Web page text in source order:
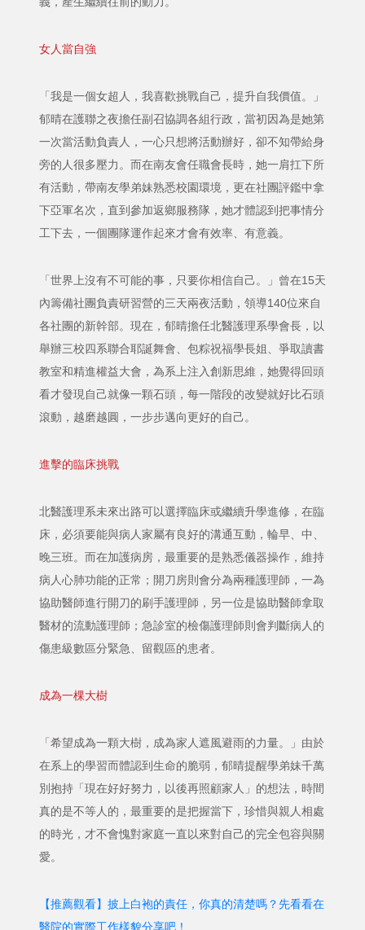
女人當自強
「我是一個女超人，我喜歡挑戰自己，提升自我價值。」
郁晴在護聯之夜擔任副召協調各組行政，當初因為是她第
一次當活動負責人，一心只想將活動辦好，卻不知帶給身
旁的人很多壓力。而在南友會任職會長時，她一肩扛下所
有活動，帶南友學弟妹熟悉校園環境，更在社團評鑑中拿
下亞軍名次，直到參加返鄉服務隊，她才體認到把事情分
工下去，一個團隊運作起來才會有效率、有意義。
「世界上沒有不可能的事，只要你相信自己。」曾在15天
內籌備社團負責研習營的三天兩夜活動，領導140位來自
各社團的新幹部。現在，郁晴擔任北醫護理系學會長，以
舉辦三校四系聯合耶誕舞會、包粽祝福學長姐、爭取讀書
教室和精進權益大會，為系上注入創新思維，她覺得回頭
看才發現自己就像一顆石頭，每一階段的改變就好比石頭
滾動，越磨越圓，一步步邁向更好的自己。
進擊的臨床挑戰
北醫護理系未來出路可以選擇臨床或繼續升學進修，在臨
床，必須要能與病人家屬有良好的溝通互動，輪早、中、
晚三班。而在加護病房，最重要的是熟悉儀器操作，維持
病人心肺功能的正常；開刀房則會分為兩種護理師，一為
協助醫師進行開刀的刷手護理師，另一位是協助醫師拿取
醫材的流動護理師；急診室的檢傷護理師則會判斷病人的
傷患級數區分緊急、留觀區的患者。
成為一棵大樹
「希望成為一顆大樹，成為家人遮風避雨的力量。」由於
在系上的學習而體認到生命的脆弱，郁晴提醒學弟妹千萬
別抱持「現在好好努力，以後再照顧家人」的想法，時間
真的是不等人的，最重要的是把握當下，珍惜與親人相處
的時光，才不會愧對家庭一直以來對自己的完全包容與關
愛。
【推薦觀看】披上白袍的責任，你真的清楚嗎？先看看在
醫院的實際工作樣貌分享吧！